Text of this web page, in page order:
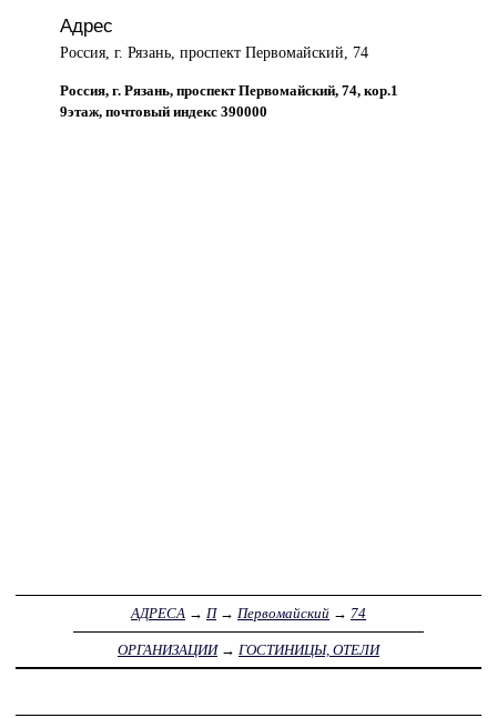
Адрес
Россия, г. Рязань, проспект Первомайский, 74
Россия, г. Рязань, проспект Первомайский, 74, кор.1
9этаж, почтовый индекс 390000
АДРЕСА → П→ Первомайский → 74
ОРГАНИЗАЦИИ→ ГОСТИНИЦЫ, ОТЕЛИ